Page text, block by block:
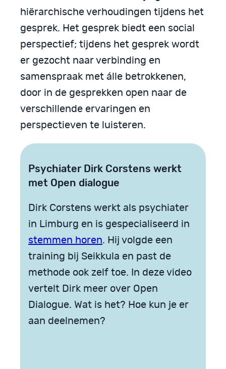
hiërarchische verhoudingen tijdens het
gesprek. Het gesprek biedt een social
perspectief; tijdens het gesprek wordt
er gezocht naar verbinding en
samenspraak met álle betrokkenen,
door in de gesprekken open naar de
verschillende ervaringen en
perspectieven te luisteren.
Psychiater Dirk Corstens werkt
met Open dialogue
Dirk Corstens werkt als psychiater
in Limburg en is gespecialiseerd in
stemmen horen. Hij volgde een
training bij Seikkula en past de
methode ook zelf toe. In deze video
vertelt Dirk meer over Open
Dialogue. Wat is het? Hoe kun je er
aan deelnemen?